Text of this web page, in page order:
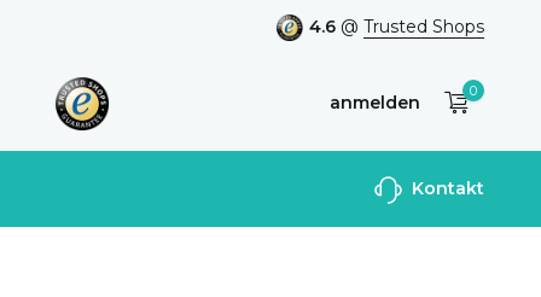
4.6 @ Trusted Shops
anmelden
Benutzerkonto
0
Kontakt